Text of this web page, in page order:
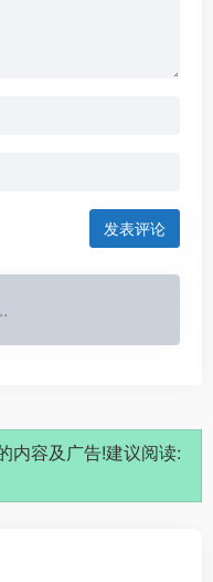
发表评论
内容及广告!建议阅读: